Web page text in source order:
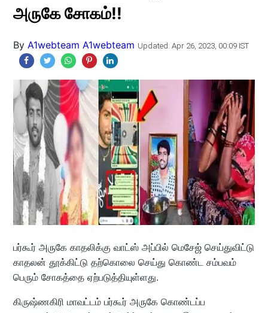
அருகே சோகம்!!
By A1webteam A1webteam Updated: Apr 26, 2023, 00:09 IST
பர்கூர் அருகே காதலிக்கு வாட்ஸ் அப்பில் மெசேஜ் செய்துவிட்டு
காதலன் தூக்கிட்டு தற்கொலை செய்து கொண்ட சம்பவம்
பெரும் சோகத்தை ஏற்படுத்தியுள்ளது.
கிருஷ்ணகிரி மாவட்டம் பர்கூர் அருகே கொண்டப்ப